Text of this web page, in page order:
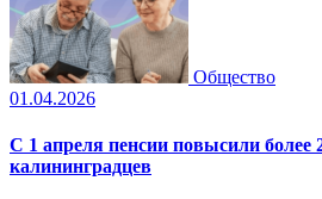
Общество
01.04.2026
С 1 апреля пенсии повысили более
калининградцев